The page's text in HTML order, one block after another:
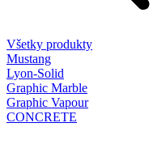
Všetky produkty
Mustang
Lyon-Solid
Graphic Marble
Graphic Vapour
CONCRETE